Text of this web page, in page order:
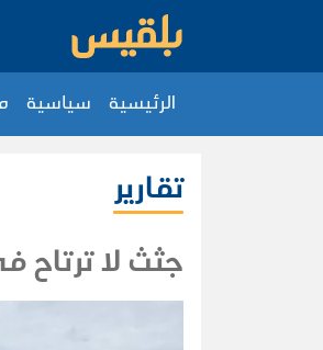
الرئيسية سياسية
تقارير
جثث لا